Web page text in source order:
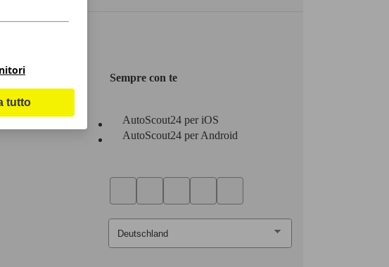
Sempre con te
AutoScout24 per iOS
AutoScout24 per Android
tutto